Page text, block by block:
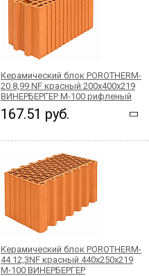
Керамический блок POROTHERM-
20 8,99 NF красный 200х400x219
ВИНЕРБЕРГЕР М-100 рифленый
167.51 руб.
Керамический блок POROTHERM-
44 12,3NF красный 440x250x219
М-100 ВИНЕРБЕРГЕР